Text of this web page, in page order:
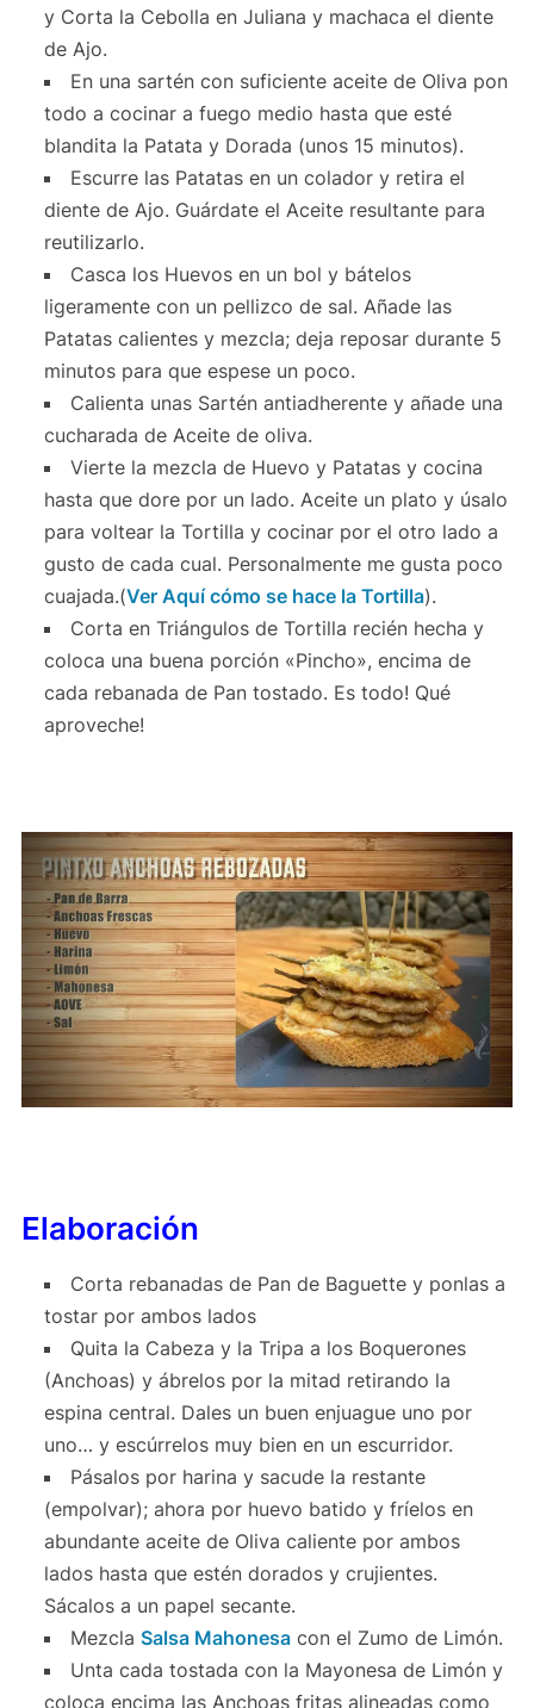
y Corta la Cebolla en Juliana y machaca el diente
de Ajo.
En una sartén con suficiente aceite de Oliva pon
todo a cocinar a fuego medio hasta que esté
blandita la Patata y Dorada (unos 15 minutos).
Escurre las Patatas en un colador y retira el
diente de Ajo. Guárdate el Aceite resultante para
reutilizarlo.
Casca los Huevos en un bol y bátelos
ligeramente con un pellizco de sal. Añade las
Patatas calientes y mezcla; deja reposar durante 5
minutos para que espese un poco.
Calienta unas Sartén antiadherente y añade una
cucharada de Aceite de oliva.
Vierte la mezcla de Huevo y Patatas y cocina
hasta que dore por un lado. Aceite un plato y úsalo
para voltear la Tortilla y cocinar por el otro lado a
gusto de cada cual. Personalmente me gusta poco
cuajada.(Ver Aquí cómo se hace la Tortilla).
Corta en Triángulos de Tortilla recién hecha y
coloca una buena porción «Pincho», encima de
cada rebanada de Pan tostado. Es todo! Qué
aproveche!
Elaboración
Corta rebanadas de Pan de Baguette y ponlas a
tostar por ambos lados
Quita la Cabeza y la Tripa a los Boquerones
(Anchoas) y ábrelos por la mitad retirando la
espina central. Dales un buen enjuague uno por
uno… y escúrrelos muy bien en un escurridor.
Pásalos por harina y sacude la restante
(empolvar); ahora por huevo batido y fríelos en
abundante aceite de Oliva caliente por ambos
lados hasta que estén dorados y crujientes.
Sácalos a un papel secante.
MezclaSalsa Mahonesa con el Zumo de Limón.
Unta cada tostada con la Mayonesa de Limón y
coloca encima las Anchoas fritas alineadas como